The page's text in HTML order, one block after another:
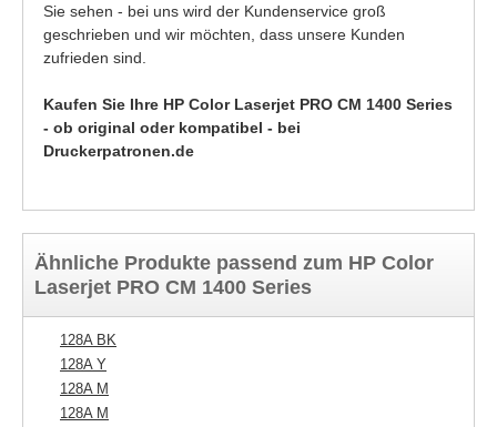
Sie sehen - bei uns wird der Kundenservice groß
geschrieben und wir möchten, dass unsere Kunden
zufrieden sind.
Kaufen Sie Ihre HP Color Laserjet PRO CM 1400 Series
- ob original oder kompatibel - bei
Druckerpatronen.de
Ähnliche Produkte passend zum HP Color
Laserjet PRO CM 1400 Series
128A BK
128A Y
128A M
128A M